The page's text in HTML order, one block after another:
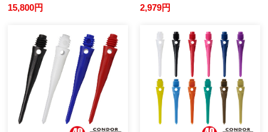
15,800円 2,979円